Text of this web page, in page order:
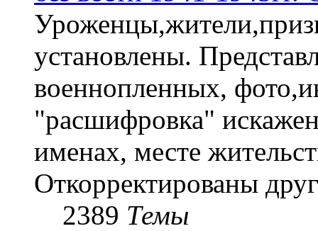
установлены.
военнопленных,
"расшифровка"
именах, месте
Откорректированы
2389 Темы